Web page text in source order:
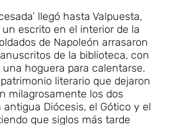
llegó hasta Valpuesta,
escrito en el interior de la
de Napoleón arrasaron
de la biblioteca, con
hoguera para calentarse.
literario que dejaron
milagrosamente los dos
antigua Diócesis, el Gótico y el
que siglos más tarde